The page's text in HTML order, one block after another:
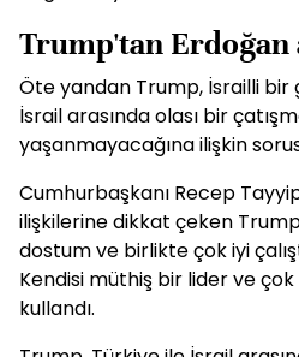
Trump'tan Erdoğan
Öte yandan Trump, İsrailli bir
İsrail arasında olası bir
yaşanmayacağına ilişkin
Cumhurbaşkanı Recep
ilişkilerine dikkat çeken
dostum ve birlikte çok iyi
Kendisi müthiş bir lider ve
kullandı.